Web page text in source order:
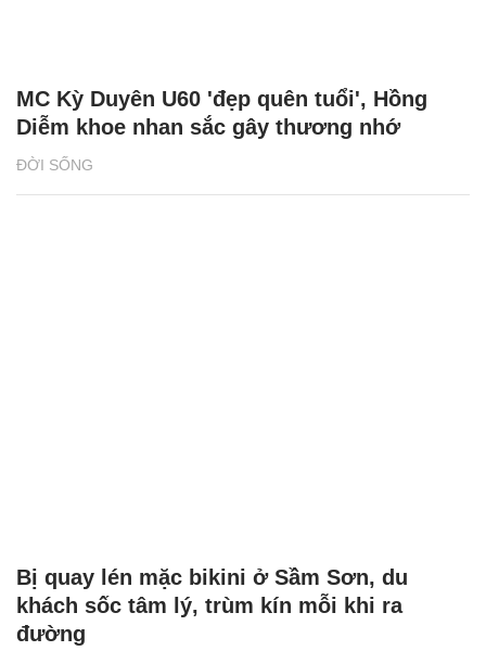
ĐỜI SỐNG
MC Kỳ Duyên U60 'đẹp quên tuổi', Hồng
Diễm khoe nhan sắc gây thương nhớ
Bị quay lén mặc bikini ở Sầm Sơn, du
khách sốc tâm lý, trùm kín mỗi khi ra
đường